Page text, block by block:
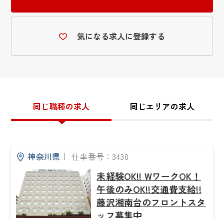
気になる求人に登録する
同じ職種の求人 同じエリアの求人
神奈川県 ｜ 仕事番号：3430
未経験OK!! WワークOK！
午後のみOK!!交通費支給!!
藤沢湘南台のフロントスタ
ッフ募集中